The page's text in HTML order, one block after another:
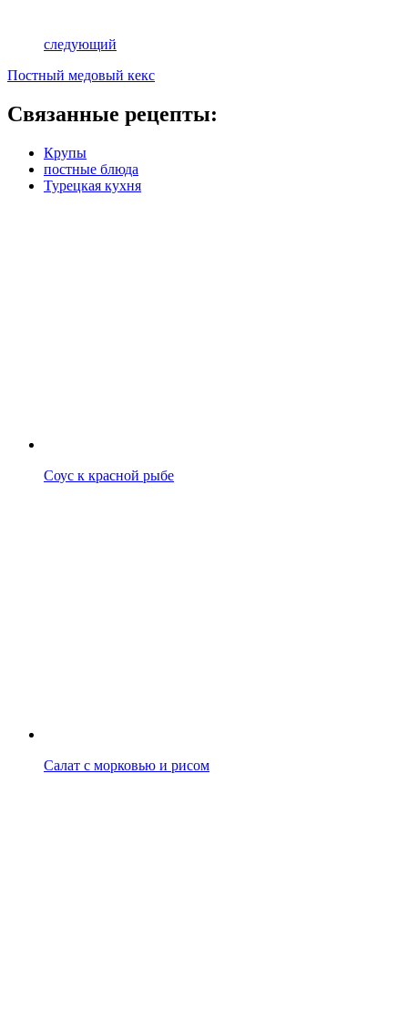
следующий
Постный медовый кекс
Связанные рецепты:
Крупы
постные блюда
Турецкая кухня
Соус к красной рыбе
Салат с морковью и рисом